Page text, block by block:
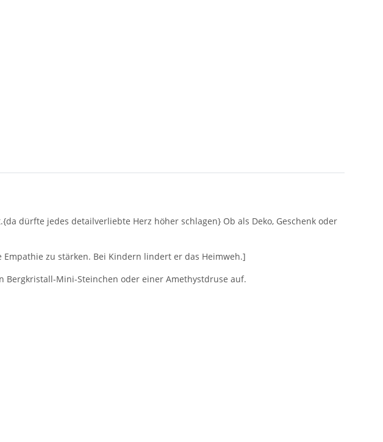
dürfte jedes detailverliebte Herz höher schlagen} Ob als Deko, Geschenk oder
zu stärken. Bei Kindern lindert er das Heimweh.]
Bergkristall-Mini-Steinchen oder einer Amethystdruse auf.